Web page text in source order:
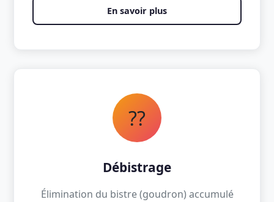
En savoir plus
??
Débistrage
Élimination du bistre (goudron) accumulé